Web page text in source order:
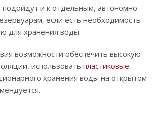
и к отдельным, автономно
если есть необходимость
для хранения воды.
возможности обеспечить высокую
использовать пластиковые
хранения воды на открытом